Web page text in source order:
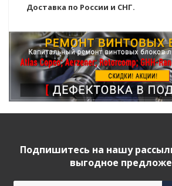
Доставка по России и СНГ.
Подпишитесь на нашу
выгодное